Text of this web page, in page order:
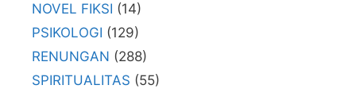
NOVEL FIKSI (14)
PSIKOLOGI (129)
RENUNGAN (288)
SPIRITUALITAS (55)